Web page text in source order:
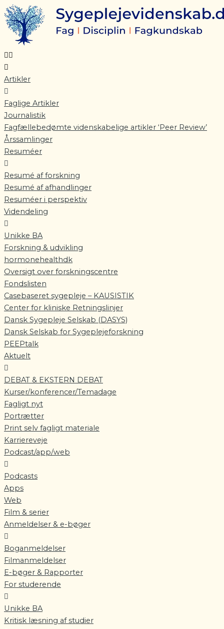
Gå
til
indholdet
Artikler
Faglige Artikler
Journalistik
Fagfællebedømte videnskabelige artikler ‘Peer Review’
Årssamlinger
Resuméer
Resumé af forskning
Resumé af afhandlinger
Resuméer i perspektiv
Videndeling
Unikke BA
Forskning & udvikling
hormonehealthdk
Oversigt over forskningscentre
Fondslisten
Casebaseret sygepleje – KAUSISTIK
Center for kliniske Retningslinjer
Dansk Sygepleje Selskab (DASYS)
Dansk Selskab for Sygeplejeforskning
PEEPtalk
Aktuelt
DEBAT & EKSTERN DEBAT
Kurser/konferencer/Temadage
Fagligt nyt
Portrætter
Print selv fagligt materiale
Karriereveje
Podcast/app/web
Podcasts
Apps
Web
Film & serier
Anmeldelser & e-bøger
Boganmeldelser
Filmanmeldelser
E-bøger & Rapporter
For studerende
Unikke BA
Kritisk læsning af studier